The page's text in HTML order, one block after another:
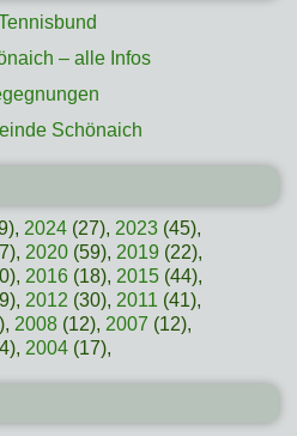
– alle Infos
Schönaich
2024(27), 2023(45),
2020(59), 2019(22),
2016(18), 2015(44),
2012 (30), 2011 (41),
2008(12), 2007 (12),
2004(17),